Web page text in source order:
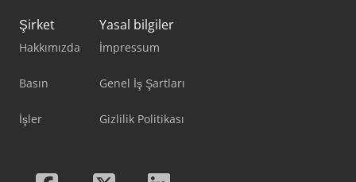
Şirket
Hakkımızda
Basın
İşler
Yasal bilgiler
İmpressum
Genel İş Şartları
Gizlilik Politikası